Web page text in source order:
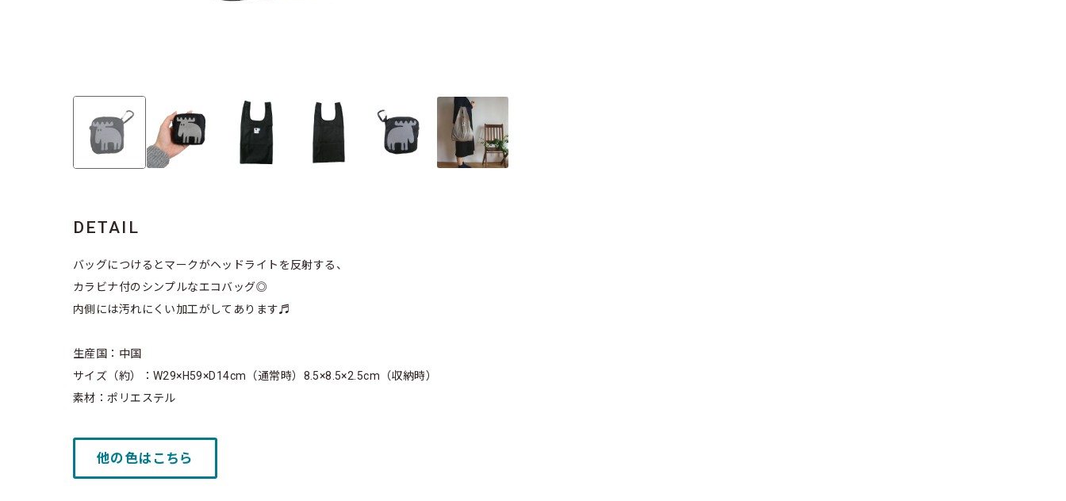
DETAIL
バッグにつけるとマークがヘッドライトを反射する、
カラビナ付のシンプルなエコバッグ◎
内側には汚れにくい加工がしてあります♬
生産国：中国
サイズ（約）：W29×H59×D14cm（通常時）8.5×8.5×2.5cm（収納時）
素材：ポリエステル
他の色はこちら